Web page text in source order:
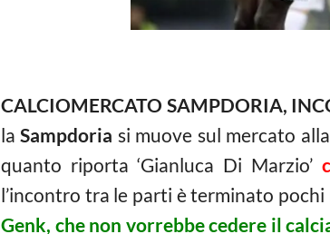
CALCIOMERCATO SAMPDORIA,
laSampdoria si muove sul mercato
quanto riporta ‘Gianluca Di Marzio’
l’incontro tra le parti è terminato pochi
Genk, che non vorrebbe cedere il